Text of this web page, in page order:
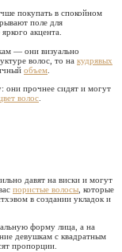
покупать в спокойном
поле для
акцента.
— они визуально
волос, то на кудрявых
объем
они прочнее сидят и могут
волос.
давят на виски и могут
пористые волосы , которые
в создании укладок и
форму лица, а на
девушкам с квадратным
пропорции.